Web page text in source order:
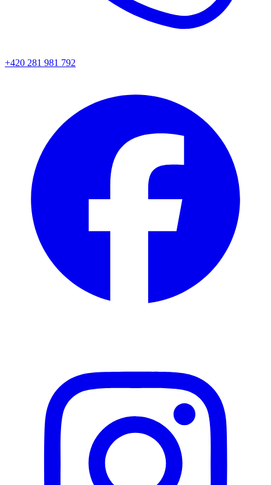
+420 281 981 792